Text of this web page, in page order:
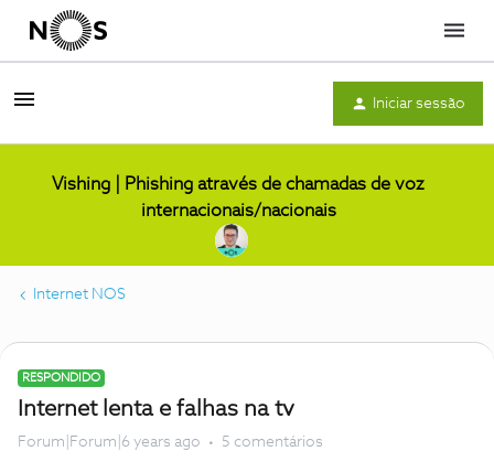
Menu
Iniciar sessão
Vishing | Phishing através de chamadas de voz
internacionais/nacionais
Internet NOS
RESPONDIDO
Internet lenta e falhas na tv
Forum|Forum|6 years ago 5 comentários